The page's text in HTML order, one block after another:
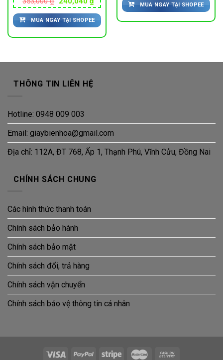
gốc
là:
353,000 ₫.
hiện
tại
là:
240,040 ₫.
MUA NGAY TẠI SHOPEE
323,000 ₫.là:
MUA NGAY TẠI SHOPEE
₫.
THÔNG TIN LIÊN HỆ
Hotline: 0948 009 003
Email: giaybienhoa@gmail.com
Địa chỉ: 112A, ĐT 768, Ấp 1, Thạnh Phú, Vĩnh Cửu, Đồng Nai
CHÍNH SÁCH CHUNG
Các hình thức thanh toán
Chính sách bảo hành
Chính sách bảo mật
Chính sách đổi, trả hàng
Chính sách vận chuyển
Chính sách bảo vệ thông tin cá nhân